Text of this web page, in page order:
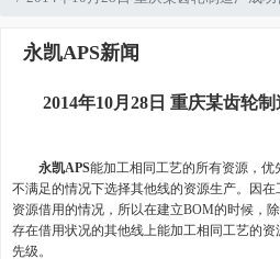
永凯APS新闻
2014年10月28日 重庆某齿轮
永凯APS能加工相同工艺的所有资源，
不满足的情况下选择其他线的资源生产。因
资源借用的情况，所以在建立BOM的时候，
存在借用状况的其他线上能加工相同工艺的
先级。